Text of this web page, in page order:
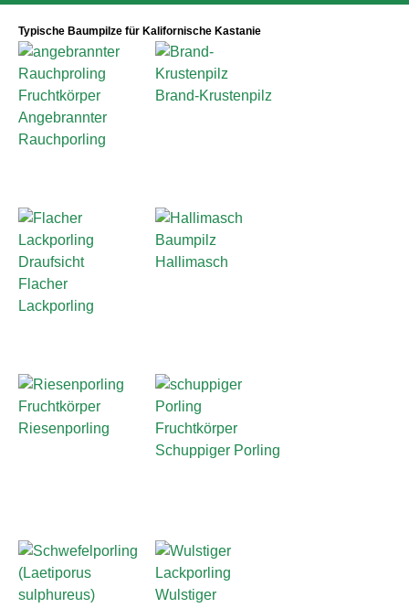
Typische Baumpilze für Kalifornische Kastanie
Angebrannter
Rauchporling
Brand-Krustenpilz
Flacher
Lackporling
Hallimasch
Riesenporling
Schuppiger Porling
Wulstiger